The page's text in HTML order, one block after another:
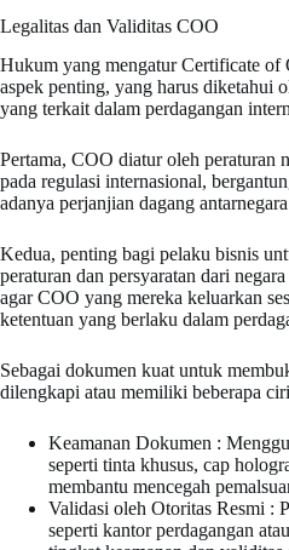
Legalitas dan Validitas COO
Hukum yang mengatur Certificate
aspek penting, yang harus diketahui
yang terkait dalam perdagangan
Pertama, COO diatur oleh peraturan
pada regulasi internasional,
adanya perjanjian dagang
Kedua, penting bagi pelaku bisnis
peraturan dan persyaratan dari
agar COO yang mereka keluarkan
ketentuan yang berlaku dalam
Sebagai dokumen kuat untuk
dilengkapi atau memiliki beberapa
Keamanan Dokumen :
seperti tinta khusus, cap
membantu mencegah
Validasi oleh Otoritas Resmi :
seperti kantor perdagangan